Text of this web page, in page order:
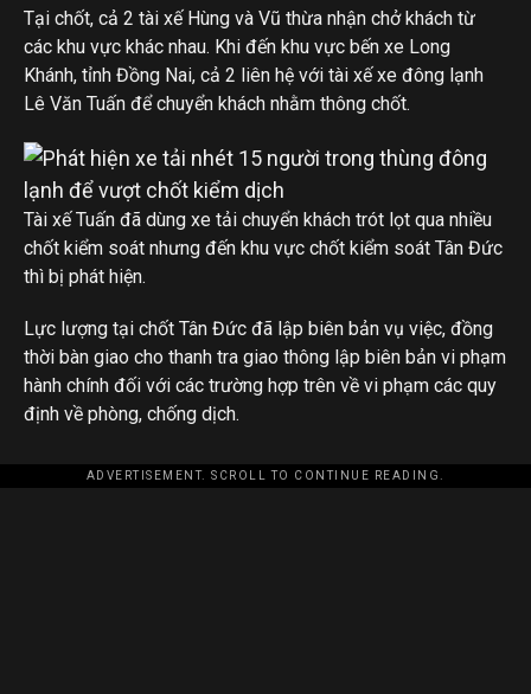
Tại chốt, cả 2 tài xế Hùng và Vũ thừa nhận chở khách từ
các khu vực khác nhau. Khi đến khu vực bến xe Long
Khánh, tỉnh Đồng Nai, cả 2 liên hệ với tài xế xe đông lạnh
Lê Văn Tuấn để chuyển khách nhằm thông chốt.
Tài xế Tuấn đã dùng xe tải chuyển khách trót lọt qua nhiều
chốt kiểm soát nhưng đến khu vực chốt kiểm soát Tân Đức
thì bị phát hiện.
Lực lượng tại chốt Tân Đức đã lập biên bản vụ việc, đồng
thời bàn giao cho thanh tra giao thông lập biên bản vi phạm
hành chính đối với các trường hợp trên về vi phạm các quy
định về phòng, chống dịch.
ADVERTISEMENT. SCROLL TO CONTINUE READING.